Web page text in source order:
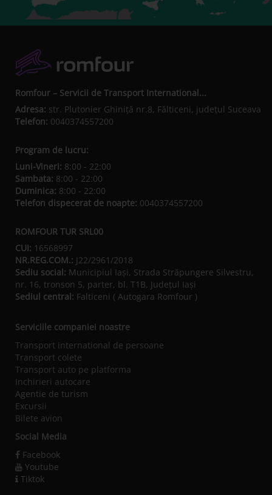
Romfour – Servicii de Transport International...
Adresa: str. Plutonier Ghiniţă nr.8, Fălticeni, judeţul Suceava
Telefon: 0040374557200
Program de lucru:
Luni-Vineri: 8:00 - 22:00
Sambata: 8:00 - 22:00
Duminica: 8:00 - 22:00
Telefon dispecerat de noapte: 0040374557200
ROMFOUR TUR SRL00
CUI: 16568997
NR.REG.COM.: J22/2961/2018
Sediu social: Municipiul Iaşi, Strada Străpungere Silvestru,
nr. 16, tronson 5, parter, bl. T1B, Județul Iaşi
Sediul central: Falticeni ( Autogara Romfour )
Serviciile companiei noastre
Transport international de persoane
Transport colete
Transport auto pe platforma
Inchirieri autocare
Agentie de turism
Excursii
Bilete avion
Social Media
Facebook
Youtube
Tiktok